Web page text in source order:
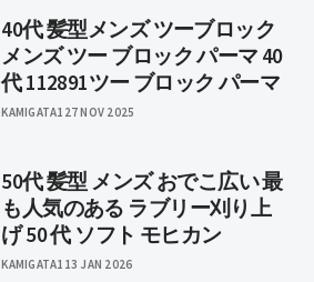
40代 髪型メンズ ツーブロック
メンズ ツー ブロック パーマ 40
代 112891ツー ブロック パーマ
KAMIGATA1 27 NOV 2025
50代 髪型 メンズ おでこ広い 最
も人気のある ラブリー刈り上
げ 50 代 ソフト モヒカン
KAMIGATA1 13 JAN 2026